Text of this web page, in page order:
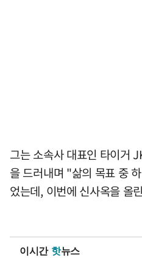
그는 소속사 대표인 타이거
을 드러내며 "삶의 목표 중
었는데, 이번에 신사옥을 올
이시간 핫뉴스